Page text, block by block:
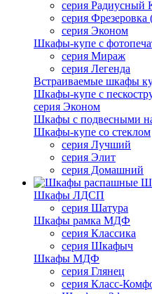
серия Радиусный
серия Фрезеровка
серия Эконом
Шкафы-купе с
серия Мираж
серия Легенда
Встраиваемые шкафы
Шкафы-купе с
серия Эконом
Шкафы с подвесными
Шкафы-купе со стеклом
серия Лучший
серия Элит
серия Домашний
Шкафы ЛДСП
серия Шатура
Шкафы рамка МДФ
серия Классика
серия Шкафыч
Шкафы МДФ
серия Глянец
серия Класс-